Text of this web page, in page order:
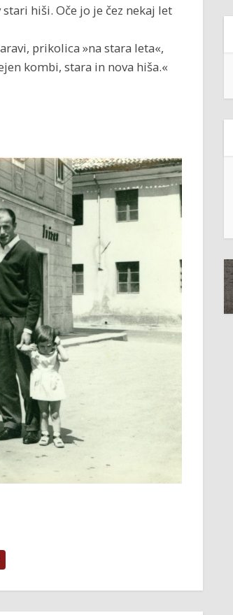
hiši. Oče jo je čez nekaj let
prikolica »na stara leta«,
kombi, stara in nova hiša.«